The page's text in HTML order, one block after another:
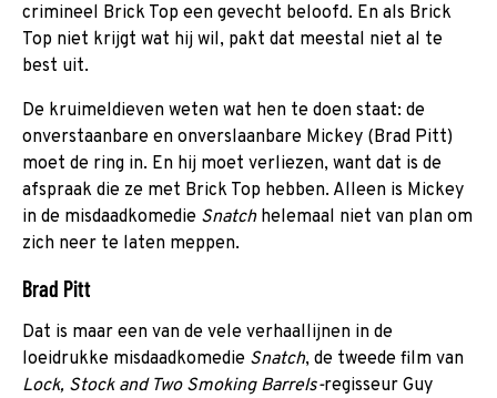
crimineel Brick Top een gevecht beloofd. En als Brick
Top niet krijgt wat hij wil, pakt dat meestal niet al te
best uit.
De kruimeldieven weten wat hen te doen staat: de
onverstaanbare en onverslaanbare Mickey (Brad Pitt)
moet de ring in. En hij moet verliezen, want dat is de
afspraak die ze met Brick Top hebben. Alleen is Mickey
in de misdaadkomedie Snatch helemaal niet van plan om
zich neer te laten meppen.
Brad Pitt
Dat is maar een van de vele verhaallijnen in de
loeidrukke misdaadkomedie Snatch, de tweede film van
Lock, Stock and Two Smoking Barrels-regisseur Guy